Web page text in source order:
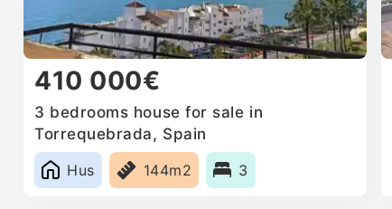
410 000€
3 bedrooms house for sale in
Torrequebrada, Spain
Hus
144m2 3